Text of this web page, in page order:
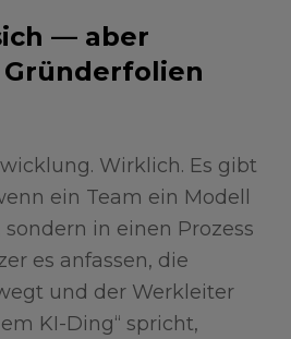
— aber
Wirklich. Es gibt
ein Team ein Modell
in einen Prozess
es anfassen, die
und der Werkleiter
KI-Ding“ spricht,